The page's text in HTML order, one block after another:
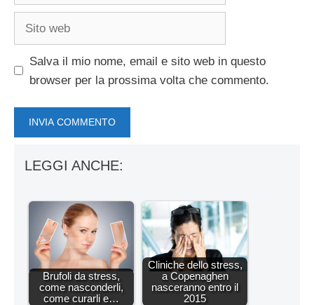
Salva il mio nome, email e sito web in questo
browser per la prossima volta che commento.
LEGGI ANCHE:
Brufoli da stress,
come nasconderli,
come curarli e…
Cliniche dello stress,
a Copenaghen
nasceranno entro il
2015